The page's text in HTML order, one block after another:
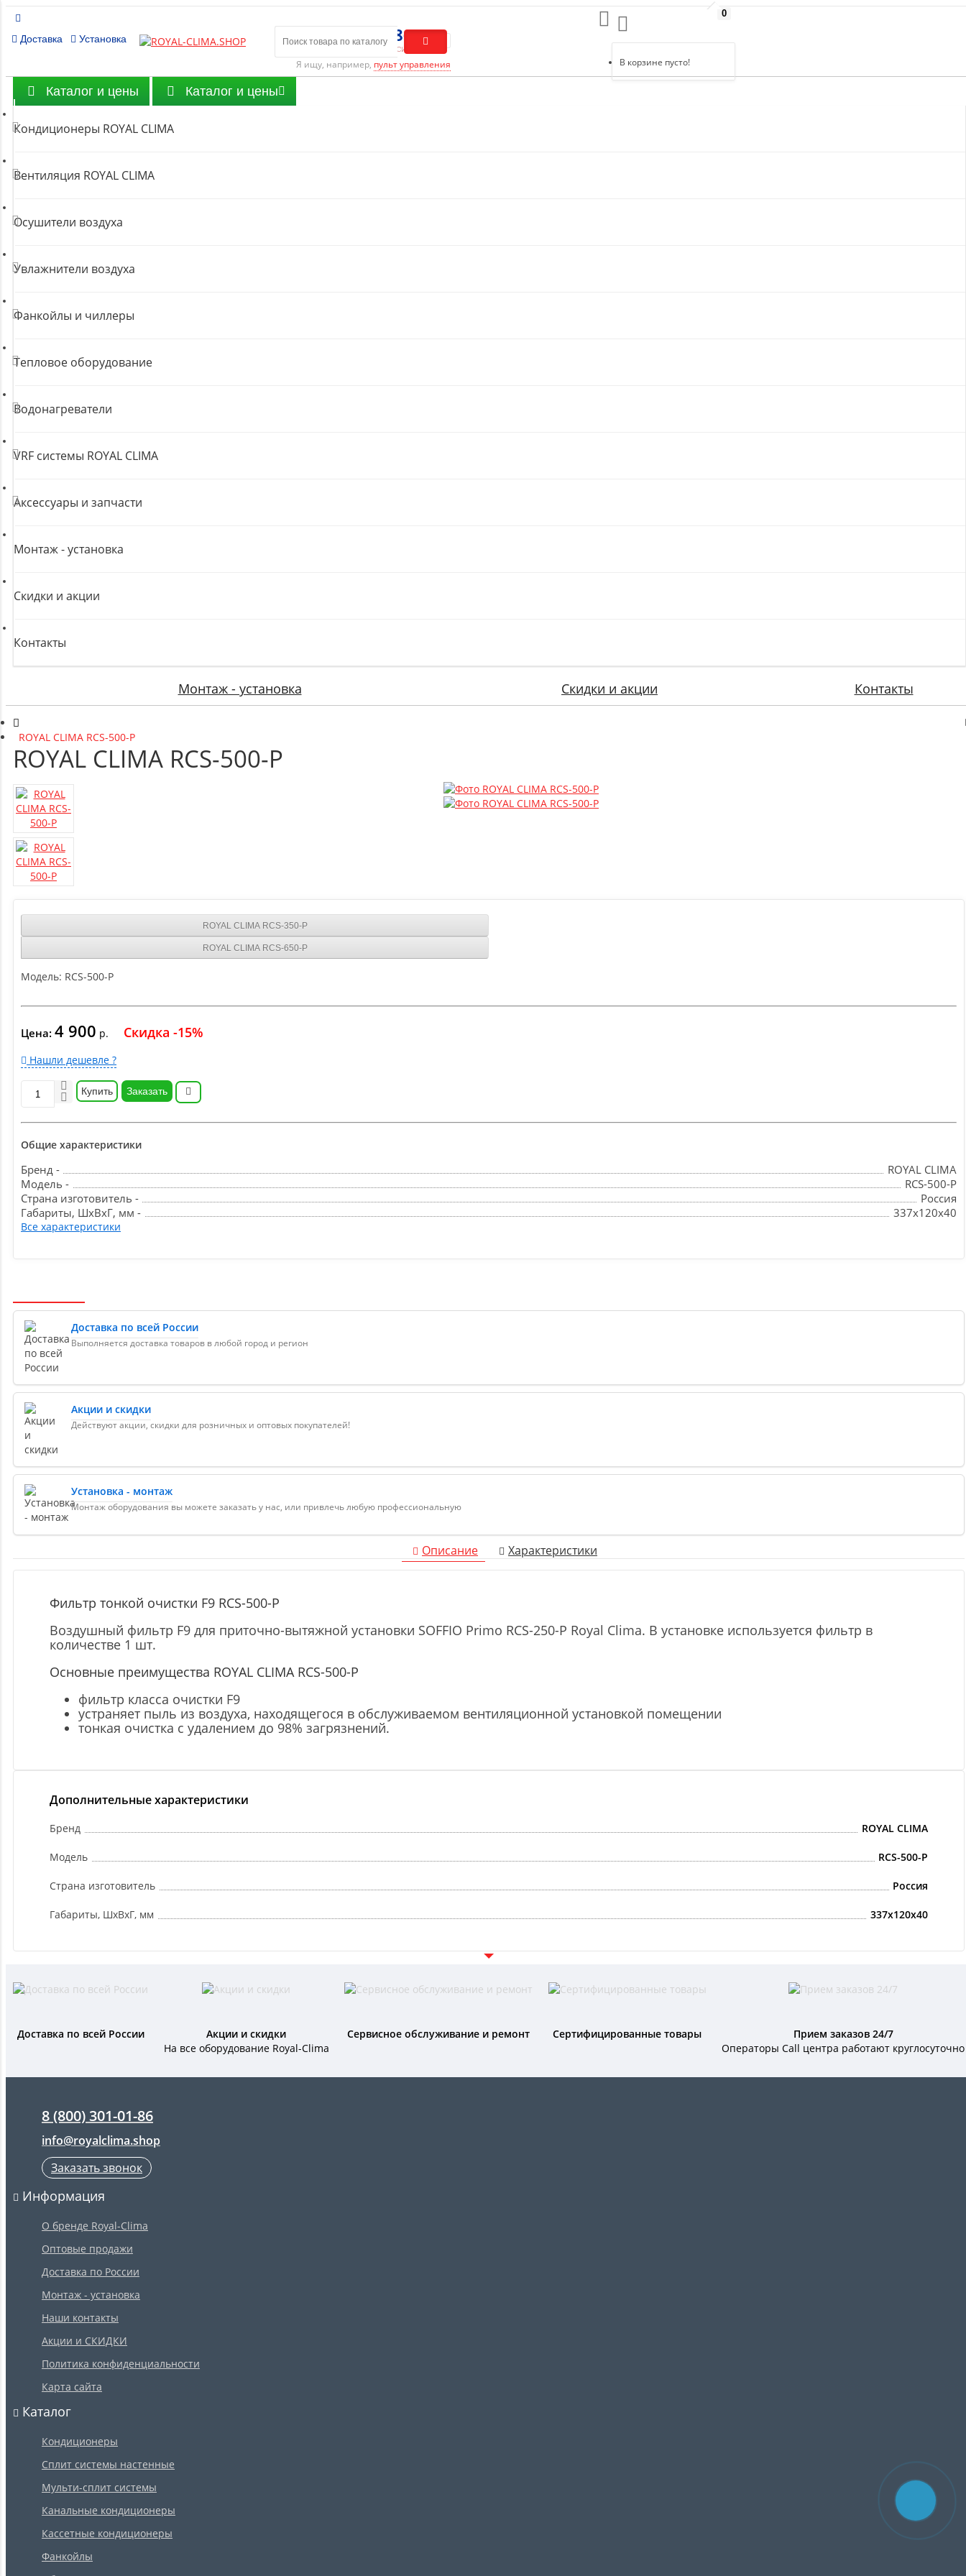
Доставка Установка 8 (800) 301-01-86
Бесплатный звонок по России
Я ищу, например, пульт управления
0
В корзине пусто!
Каталог и цены Каталог и цены
Кондиционеры ROYAL CLIMA
Вентиляция ROYAL CLIMA
Осушители воздуха
Увлажнители воздуха
Фанкойлы и чиллеры
Тепловое оборудование
Водонагреватели
VRF системы ROYAL CLIMA
Аксессуары и запчасти
Монтаж - установка
Скидки и акции
Контакты
Монтаж - установка Скидки и акции Контакты
ROYAL CLIMA RCS-500-P
ROYAL CLIMA RCS-500-P
ROYAL CLIMA RCS-350-P
ROYAL CLIMA RCS-650-P
Модель: RCS-500-P
Цена: 4 900 р. Скидка -15%
Нашли дешевле ?
Купить Заказать
Общие характеристики
Бренд -
ROYAL CLIMA
Модель -
RCS-500-P
Страна изготовитель -
Россия
Габариты, ШxВxГ, мм -
337x120x40
Все характеристики
Доставка по всей России
Выполняется доставка товаров в любой город и регион
Акции и скидки
Действуют акции, скидки для розничных и оптовых покупателей!
Установка - монтаж
Монтаж оборудования вы можете заказать у нас, или привлечь любую профессиональную
Описание Характеристики
Фильтр тонкой очистки F9 RCS-500-P
Воздушный фильтр F9 для приточно-вытяжной установки SOFFIO Primo RCS-250-P Royal Clima. В установке используется фильтр в
количестве 1 шт.
Основные преимущества ROYAL CLIMA RCS-500-P
фильтр класса очистки F9
устраняет пыль из воздуха, находящегося в обслуживаемом вентиляционной установкой помещении
тонкая очистка с удалением до 98% загрязнений.
Дополнительные характеристики
Бренд ROYAL CLIMA
Модель RCS-500-P
Страна изготовитель Россия
Габариты, ШxВxГ, мм 337x120x40
Доставка по всей России
Акции и скидки
На все оборудование Royal-Clima
Сервисное обслуживание и ремонт Сертифицированные товары
Прием заказов 24/7
Операторы Call центра работают круглосуточно
8 (800) 301-01-86
info@royalclima.shop
Заказать звонок
Информация
О бренде Royal-Clima
Оптовые продажи
Доставка по России
Монтаж - установка
Наши контакты
Акции и СКИДКИ
Политика конфиденциальности
Карта сайта
Каталог
Кондиционеры
Сплит системы настенные
Мульти-сплит системы
Канальные кондиционеры
Кассетные кондиционеры
Фанкойлы